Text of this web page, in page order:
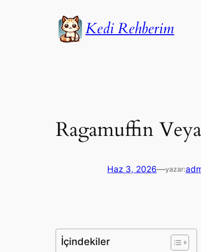
Kedi Rehberim
Ragamuffin
Haz 3, 2026—yazar:
İçindekiler